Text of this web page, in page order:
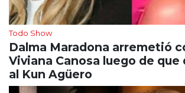
Todo Show
Dalma Maradona arremetió
Viviana Canosa luego de
al Kun Agüero